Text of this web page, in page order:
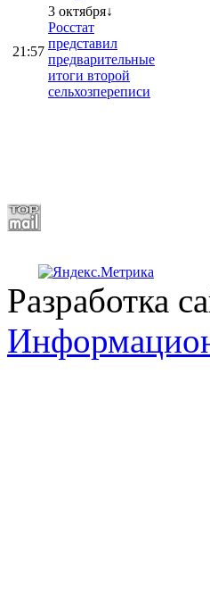
21:57
3 октября↓
Росстат
представил
предварительные
итоги второй
сельхозпереписи
Разработка